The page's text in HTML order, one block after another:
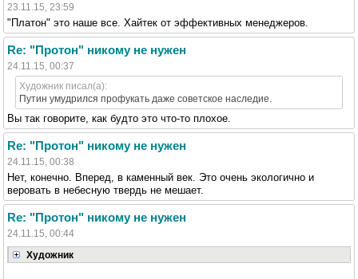
23.11.15, 23:59
"Платон" это наше все. Хайтек от эффективных менеджеров.
Re: "Протон" никому не нужен
24.11.15, 00:37
Художник писал(а):
Путин умудрился профукать даже советское наследие.
Вы так говорите, как будто это что-то плохое.
Re: "Протон" никому не нужен
24.11.15, 00:38
Нет, конечно. Вперед, в каменный век. Это очень экологично и
веровать в небесную твердь не мешает.
Re: "Протон" никому не нужен
24.11.15, 00:44
Художник